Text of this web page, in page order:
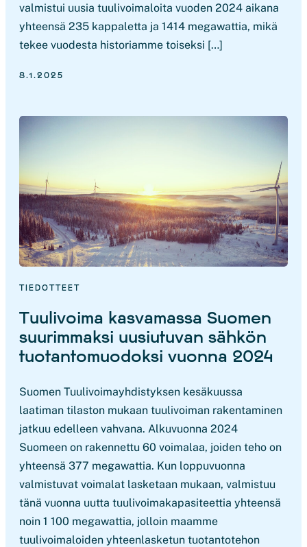
valmistui uusia tuulivoimaloita vuoden 2024 aikana
yhteensä 235 kappaletta ja 1414 megawattia, mikä
tekee vuodesta historiamme toiseksi […]
8.1.2025
TIEDOTTEET
Tuulivoima kasvamassa Suomen
suurimmaksi uusiutuvan sähkön
tuotantomuodoksi vuonna 2024
Suomen Tuulivoimayhdistyksen kesäkuussa
laatiman tilaston mukaan tuulivoiman rakentaminen
jatkuu edelleen vahvana. Alkuvuonna 2024
Suomeen on rakennettu 60 voimalaa, joiden teho on
yhteensä 377 megawattia. Kun loppuvuonna
valmistuvat voimalat lasketaan mukaan, valmistuu
tänä vuonna uutta tuulivoimakapasiteettia yhteensä
noin 1 100 megawattia, jolloin maamme
tuulivoimaloiden yhteenlasketun tuotantotehon